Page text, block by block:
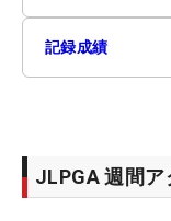
記録成績
JLPGA 週間